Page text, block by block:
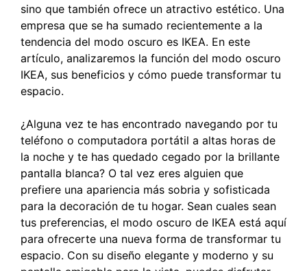
sino que también ofrece un atractivo estético. Una
empresa que se ha sumado recientemente a la
tendencia del modo oscuro es IKEA. En este
artículo, analizaremos la función del modo oscuro
IKEA, sus beneficios y cómo puede transformar tu
espacio.
¿Alguna vez te has encontrado navegando por tu
teléfono o computadora portátil a altas horas de
la noche y te has quedado cegado por la brillante
pantalla blanca? O tal vez eres alguien que
prefiere una apariencia más sobria y sofisticada
para la decoración de tu hogar. Sean cuales sean
tus preferencias, el modo oscuro de IKEA está aquí
para ofrecerte una nueva forma de transformar tu
espacio. Con su diseño elegante y moderno y su